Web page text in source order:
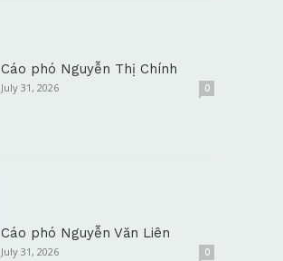
Cáo phó Nguyễn Thị Chính
July 31, 2026 0
Cáo phó Nguyễn Văn Liên
July 31, 2026 0